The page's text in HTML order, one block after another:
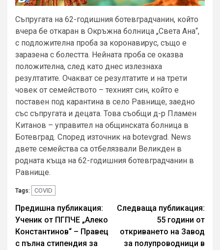
Съпругата на 62-годишния ботевградчанин, който
вчера бе откаран в Окръжна болница „Света Ана“,
с подложителна проба за коронавирус, също е
заразена с болестта. Нейната проба се оказва
положителна, след като днес излезнаха
резултатите. Очакват се резултатите и на трети
човек от семейството – техният син, който е
поставен под карантина в село Равнище, заедно
със съпругата и децата. Това съобщи д-р Пламен
Китанов – управител на общинската болница в
Ботевград. Според източник на botevgrad. News
двете семейства са отбелязвали Великден в
родната къща на 62-годишния ботевградчанин в
Равнище.
Tags: COVID
Continue
Reading
Предишна публикация:
Ученик от ПГПЧЕ „Алеко
Константинов“ – Правец
с пълна стипендия за
Следваща публикация:
55 години от
откриването на Завод
за полупроводници в